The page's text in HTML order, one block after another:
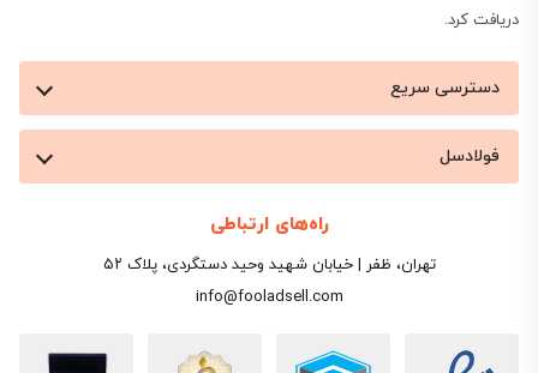
دریافت کرد.
دسترسی سریع
فولادسل
راه‌های ارتباطی
تهران، ظفر | خیابان شهید وحید دستگردی، پلاک ۵۲
info@fooladsell.com